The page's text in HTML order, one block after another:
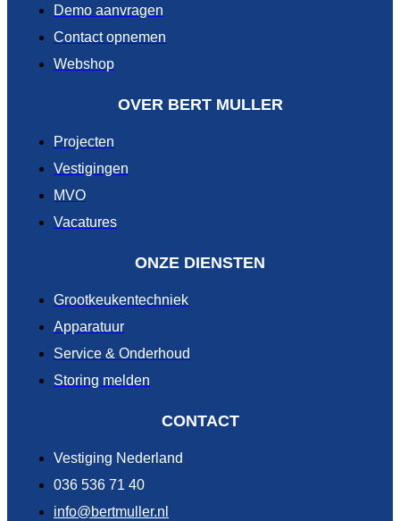
Demo aanvragen
Contact opnemen
Webshop
OVER BERT MULLER
Projecten
Vestigingen
MVO
Vacatures
ONZE DIENSTEN
Grootkeukentechniek
Apparatuur
Service & Onderhoud
Storing melden
CONTACT
Vestiging Nederland
036 536 71 40
info@bertmuller.nl